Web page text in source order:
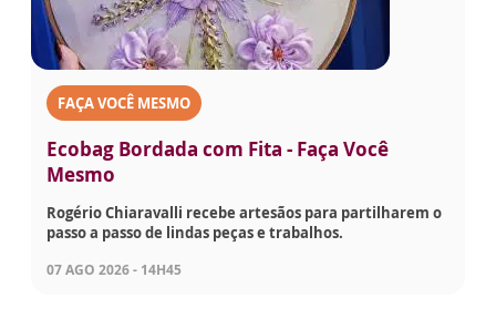
FAÇA VOCÊ MESMO
Ecobag Bordada com Fita - Faça Você
Mesmo
Rogério Chiaravalli recebe artesãos para partilharem o
passo a passo de lindas peças e trabalhos.
07 AGO 2026 - 14H45